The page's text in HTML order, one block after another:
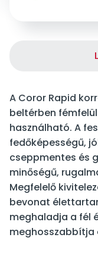
A Coror Rapid
beltérben
használható. A
fedőképességű,
cseppmentes és
minőségű,
Megfelelő
bevonat
meghaladja a fél
meghosszabbítja